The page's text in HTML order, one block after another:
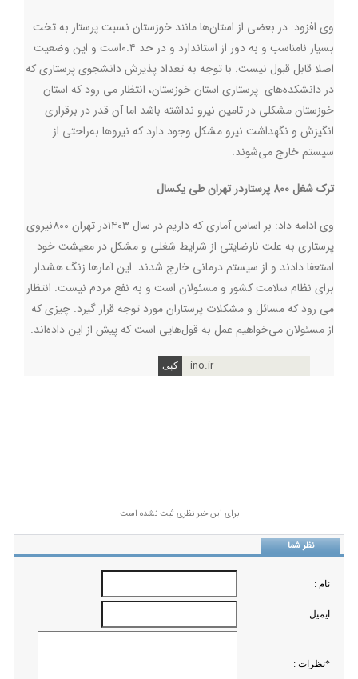
وی افزود: در بعضی از استان‌ها مانند خوزستان نسبت پرستار به تخت
بسیار نامناسب و به دور از استاندارد و در حد ۰.۴است و این وضعیت
اصلا قابل قبول نیست. با توجه به تعداد پذیرش دانشجوی پرستاری که
در دانشکده‌های پرستاری استان خوزستان، انتظار می رود که استان
خوزستان مشکلی در تامین نیرو نداشته باشد اما آن قدر در برقراری
انگیزش و نگهداشت نیرو مشکل وجود دارد که نیروها به‌راحتی از
سیستم خارج می‌شوند.
ترک شغل 800 پرستاردر تهران طی یکسال
وی ادامه داد: بر اساس آماری که داریم در سال ۱۴۰۳در تهران ۸۰۰نیروی
پرستاری به علت نارضایتی از شرایط شغلی و مشکل در معیشت خود
استعفا دادند و از سیستم درمانی خارج شدند. این آمارها زنگ هشدار
برای نظام سلامت کشور و مسئولان است و به نفع مردم نیست. انتظار
می رود که مسائل و مشکلات پرستاران مورد توجه قرار گیرد. چیزی که
از مسئولان می‌خواهیم عمل به قول‌هایی است که پیش از این داده‌اند.
ino.ir
برای این خبر نظری ثبت نشده است
نظر شما
نام :
ايميل :
*نظرات :